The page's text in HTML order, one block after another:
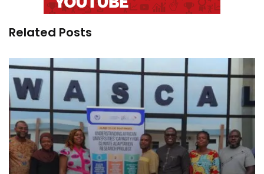
Related Posts